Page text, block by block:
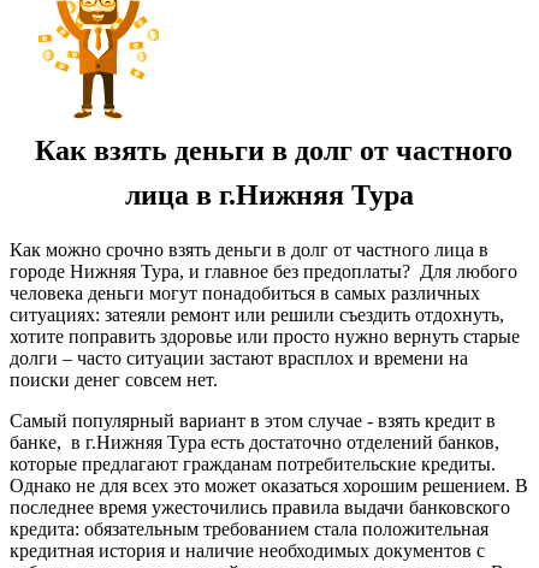
Как взять деньги в долг от частного
лица в г.Нижняя Тура
Как можно срочно взять деньги в долг от частного лица в
городе Нижняя Тура, и главное без предоплаты? Для любого
человека деньги могут понадобиться в самых различных
ситуациях: затеяли ремонт или решили съездить отдохнуть,
хотите поправить здоровье или просто нужно вернуть старые
долги – часто ситуации застают врасплох и времени на
поиски денег совсем нет.
Самый популярный вариант в этом случае - взять кредит в
банке, в г.Нижняя Тура есть достаточно отделений банков,
которые предлагают гражданам потребительские кредиты.
Однако не для всех это может оказаться хорошим решением. В
последнее время ужесточились правила выдачи банковского
кредита: обязательным требованием стала положительная
кредитная история и наличие необходимых документов с